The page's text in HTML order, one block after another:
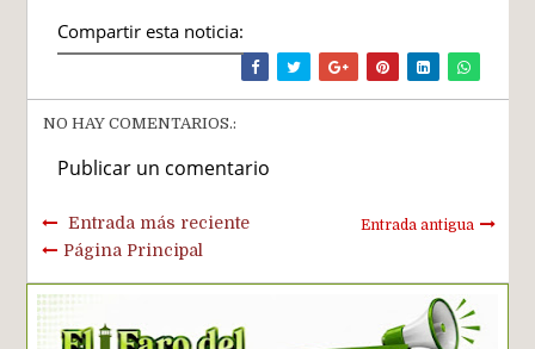
Compartir esta noticia:
NO HAY COMENTARIOS.:
Publicar un comentario
Entrada más reciente Entrada antigua
Página Principal